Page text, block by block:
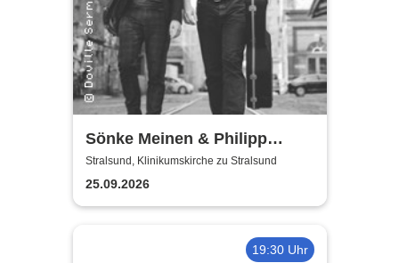
Sönke Meinen & Philipp
Wiechert | Konzert in
Klinikumskirche Strasund
Stralsund, Klinikumskirche zu Stralsund
25.09.2026
19:30 Uhr